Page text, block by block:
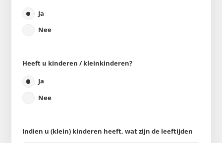
Ja
Nee
Heeft u kinderen / kleinkinderen?
Ja
Nee
Indien u (klein) kinderen heeft, wat zijn de leeftijden